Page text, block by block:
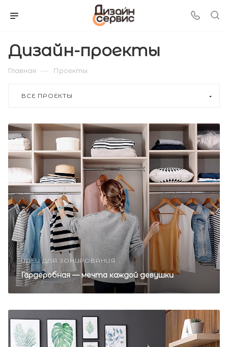
Дизайн-проекты
Главная — Проекты
ВСЕ ПРОЕКТЫ
ИДЕИ ДЛЯ ЗОНИРОВАНИЯ
Гардеробная — мечта каждой девушки